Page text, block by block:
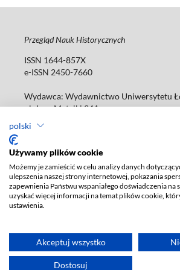
polski
Używamy plików cookie
Możemy je zamieścić w celu analizy danych
ulepszenia naszej strony internetowej, pokazania
zapewnienia Państwu wspaniałego doświadczenia
uzyskać więcej informacji na temat plików cookie,
ustawienia.
Akceptuj wszystko
Dostosuj
Przegląd Nauk Historycznych
ISSN 1644-857X
e-ISSN 2450-7660
Wydawca: Wydawnictwo Uniwersytetu
ul. Jana Matejki 34A
Tel.: 42 235 01 65, fax: 42 66 55 86
Deklaracja dostępności